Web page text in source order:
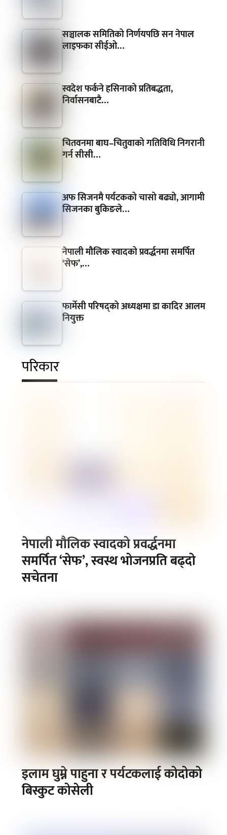
सञ्चालक समितिको निर्णयपछि सन नेपाल
लाइफका सीईओ…
स्वदेश फर्कने हसिनाको प्रतिबद्धता,
निर्वासनबाटै…
चितवनमा बाघ–चितुवाको गतिविधि निगरानी
गर्न सीसी…
अफ सिजनमै पर्यटकको चासो बढ्यो, आगामी
सिजनका बुकिङले…
नेपाली मौलिक स्वादको प्रवर्द्धनमा समर्पित
‘सेफ’,…
फार्मेसी परिषद्को अध्यक्षमा डा कादिर आलम
नियुक्त
परिकार
नेपाली मौलिक स्वादको प्रवर्द्धनमा
समर्पित ‘सेफ’, स्वस्थ भोजनप्रति बढ्दो
सचेतना
इलाम घुम्ने पाहुना र पर्यटकलाई कोदोको
बिस्कुट कोसेली